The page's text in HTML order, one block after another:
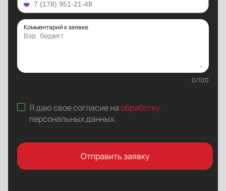
Комментарий к заявке
0/100
Я даю свое согласие наобработку
персональных данных.
Отправить заявку